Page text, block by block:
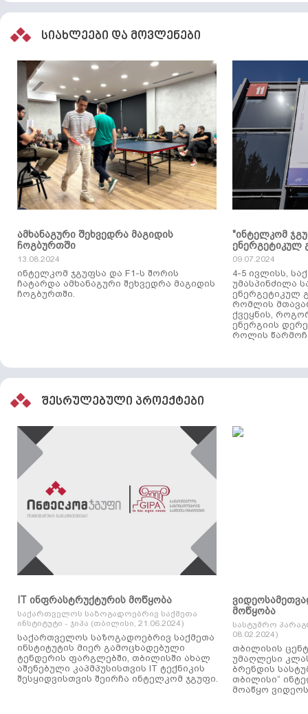
სიახლეები და მოვლენები
ამხანაგური შეხვედრა მაგიდის
ჩოგბურთში
13.08.2024
ინტელკომ ჯგუფსა და F1-ს შორის
ჩატარდა ამხანაგური შეხვედრა მაგიდის
ჩოგბურთში.
"ინტელკომ
ენერგეტიკულ
09.07.2024
4-5 ივლისს,
უმასპინძილა
ენერგეტიკულ
რომლის
ქვეყნის,
ენერგიის
როლის
შესრულებული პროექტები
IT ინფრასტრუქტურის მოწყობა
საქართველოს საზოგადოებრივ საქმეთა
ინსტიტუტი - ჯიპა (თბილისი, 21.06.2024)
საქართველოს საზოგადოებრივ საქმეთა
ინსტიტუტის მიერ გამოცხადებული
ტენდერის ფარგლებში, თბილისში ახალ
აშენებული კაპმპუსისთვის IT ტექნიკის
შესყიდვისთვის შეირჩა ინტელკომ ჯგუფი.
მოწყობა
სასტუმრო
08.02.2024)
თბილისის
უმაღლესი
ბრენდის
თბილისი“
მოაწყო